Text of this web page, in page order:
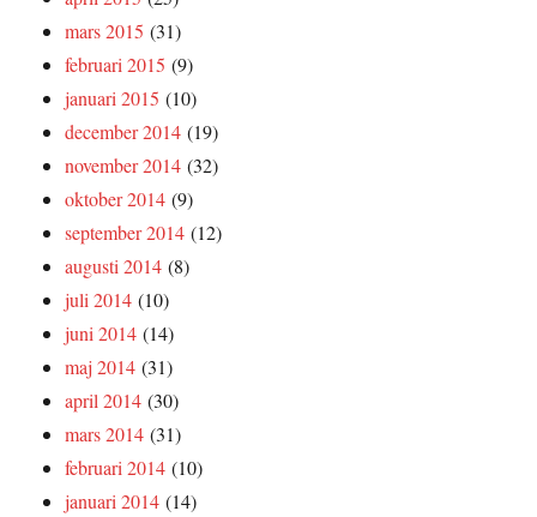
mars 2015 (31)
februari 2015 (9)
januari 2015 (10)
december 2014 (19)
november 2014 (32)
oktober 2014 (9)
september 2014 (12)
augusti 2014 (8)
juli 2014 (10)
juni 2014 (14)
maj 2014 (31)
april 2014 (30)
mars 2014 (31)
februari 2014 (10)
januari 2014 (14)